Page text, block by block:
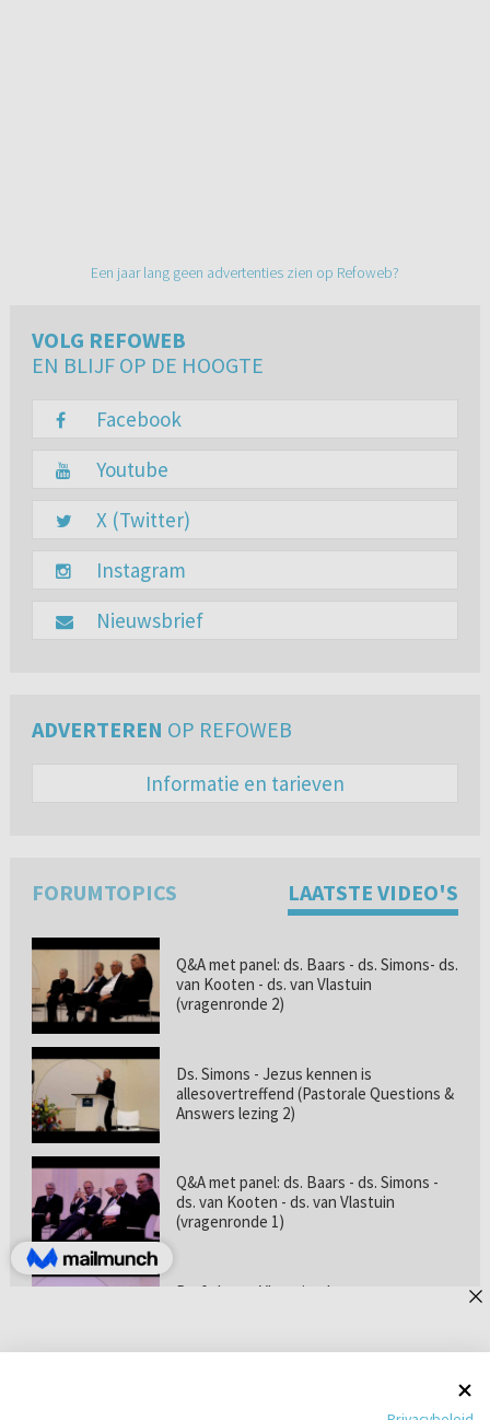
Een jaar lang geen advertenties zien op Refoweb?
VOLG REFOWEB
EN BLIJF OP DE HOOGTE
Facebook
Youtube
X (Twitter)
Instagram
Nieuwsbrief
ADVERTEREN OP REFOWEB
Informatie en tarieven
FORUMTOPICS LAATSTE VIDEO'S
Q&A met panel: ds. Baars - ds. Simons- ds.
van Kooten - ds. van Vlastuin
(vragenronde 2)
Ds. Simons - Jezus kennen is
allesovertreffend (Pastorale Questions &
Answers lezing 2)
Q&A met panel: ds. Baars - ds. Simons -
ds. van Kooten - ds. van Vlastuin
(vragenronde 1)
Prof. dr. van Vlastuin - Is